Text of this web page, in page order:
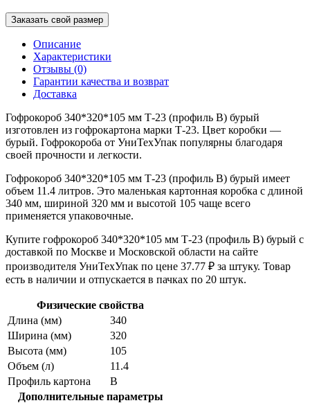
Заказать свой размер
Описание
Характеристики
Отзывы (0)
Гарантии качества и возврат
Доставка
Гофрокороб 340*320*105 мм Т-23 (профиль B) бурый
изготовлен из гофрокартона марки Т-23. Цвет коробки —
бурый. Гофрокороба от УниТехУпак популярны благодаря
своей прочности и легкости.
Гофрокороб 340*320*105 мм Т-23 (профиль B) бурый имеет
объем 11.4 литров. Это маленькая картонная коробка с длиной
340 мм, шириной 320 мм и высотой 105 чаще всего
применяется упаковочные.
Купите гофрокороб 340*320*105 мм Т-23 (профиль B) бурый с
доставкой по Москве и Московской области на сайте
производителя УниТехУпак по цене 37.77 ₽ за штуку. Товар
есть в наличии и отпускается в пачках по 20 штук.
Физические свойства
Длина (мм)
340
Ширина (мм)
320
Высота (мм)
105
Объем (л)
11.4
Профиль картона
В
Дополнительные параметры